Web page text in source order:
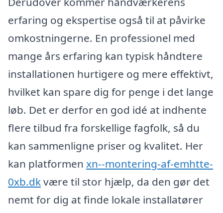
erfaring og ekspertise også til at påvirke
omkostningerne. En professionel med
mange års erfaring kan typisk håndtere
installationen hurtigere og mere effektivt,
hvilket kan spare dig for penge i det lange
løb. Det er derfor en god idé at indhente
flere tilbud fra forskellige fagfolk, så du
kan sammenligne priser og kvalitet. Her
kan platformen xn--montering-af-emhtte-
0xb.dkvære til stor hjælp, da den gør det
nemt for dig at finde lokale installatører